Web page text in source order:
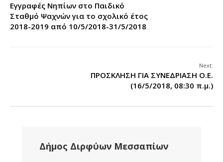
Εγγραφές Νηπίων στο Παιδικό
Σταθμό Ψαχνών για το σχολικό έτος
2018-2019 από 10/5/2018-31/5/2018
Next:
ΠΡΟΣΚΛΗΣΗ ΓΙΑ ΣΥΝΕΔΡΙΑΣΗ Ο.Ε.
(16/5/2018, 08:30 π.μ.)
Δήμος Διρφύων Μεσσαπίων